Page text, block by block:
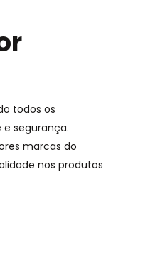
todos os
segurança.
marcas do
nos produtos